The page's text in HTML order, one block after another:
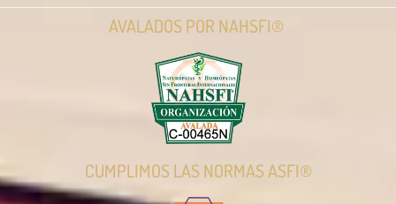
AVALADOS POR NAHSFI®
CUMPLIMOS LAS NORMAS ASFI®